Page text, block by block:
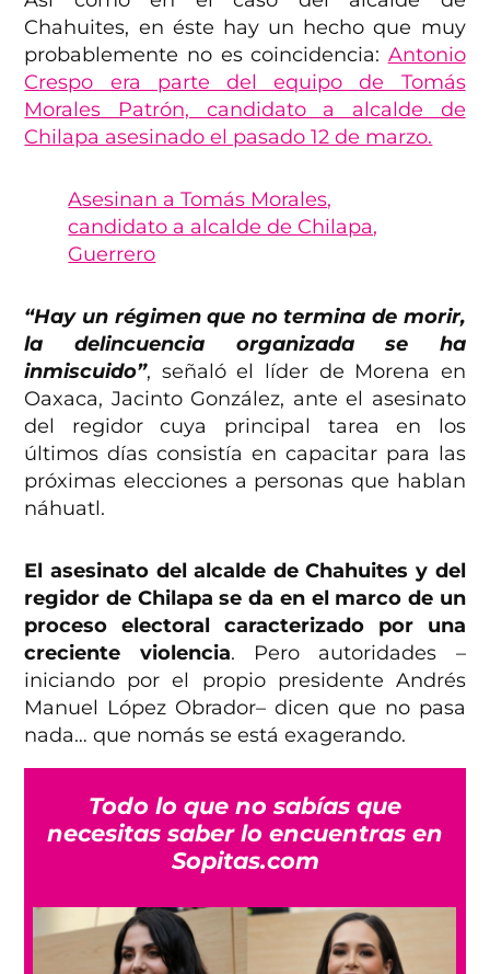
Chahuites, en éste hay un hecho que muy
probablemente no es coincidencia: Antonio
Crespo era parte del equipo de Tomás
Morales Patrón, candidato a alcalde de
Chilapa asesinado el pasado 12 de marzo.
Asesinan a Tomás Morales,
candidato a alcalde de Chilapa,
Guerrero
“Hay un régimen que no termina de morir,
la delincuencia organizada se ha
inmiscuido”, señaló el líder de Morena en
Oaxaca, Jacinto González, ante el asesinato
del regidor cuya principal tarea en los
últimos días consistía en capacitar para las
próximas elecciones a personas que hablan
náhuatl.
El asesinato del alcalde de Chahuites y del
regidor de Chilapa se da en el marco de un
proceso electoral caracterizado por una
creciente violencia. Pero autoridades –
iniciando por el propio presidente Andrés
Manuel López Obrador– dicen que no pasa
nada… que nomás se está exagerando.
Todo lo que no sabías que
necesitas saber lo encuentras en
Sopitas.com